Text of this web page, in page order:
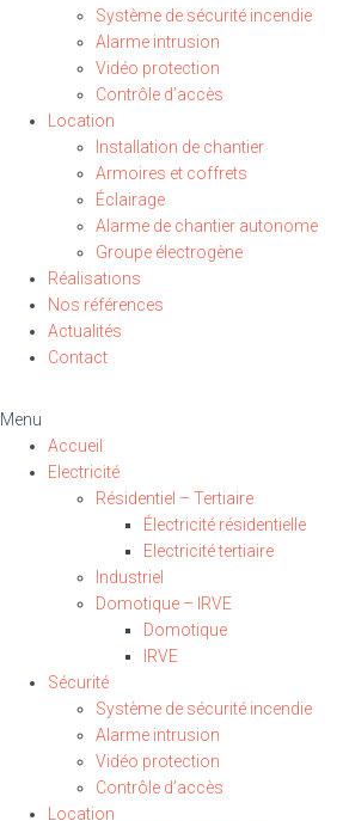
Système de sécurité incendie
Alarme intrusion
Vidéo protection
Contrôle d’accès
Location
Installation de chantier
Armoires et coffrets
Éclairage
Alarme de chantier autonome
Groupe électrogène
Réalisations
Nos références
Actualités
Contact
Menu
Accueil
Electricité
Résidentiel – Tertiaire
Électricité résidentielle
Electricité tertiaire
Industriel
Domotique – IRVE
Domotique
IRVE
Sécurité
Système de sécurité incendie
Alarme intrusion
Vidéo protection
Contrôle d’accès
Location